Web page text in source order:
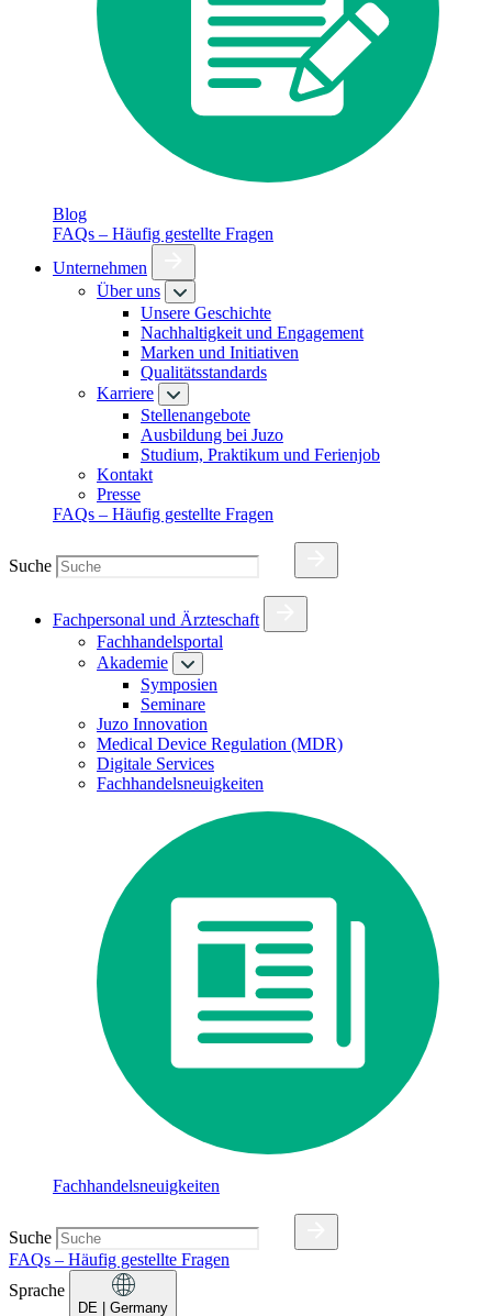
Blog
FAQs – Häufig gestellte Fragen
Unternehmen
Über uns
Unsere Geschichte
Nachhaltigkeit und Engagement
Marken und Initiativen
Qualitätsstandards
Karriere
Stellenangebote
Ausbildung bei Juzo
Studium, Praktikum und Ferienjob
Kontakt
Presse
FAQs – Häufig gestellte Fragen
Suche
Fachpersonal und Ärzteschaft
Fachhandelsportal
Akademie
Symposien
Seminare
Juzo Innovation
Medical Device Regulation (MDR)
Digitale Services
Fachhandelsneuigkeiten
Fachhandelsneuigkeiten
Suche
FAQs – Häufig gestellte Fragen
Sprache
DE | Germany